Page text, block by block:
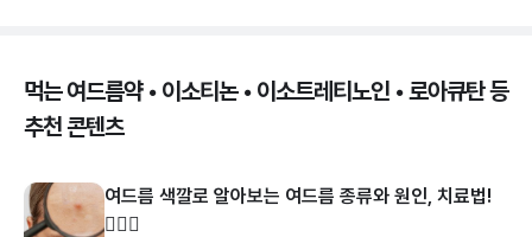
먹는 여드름약 • 이소티논 • 이소트레티노인 • 로아큐탄 등
추천 콘텐츠
여드름 색깔로 알아보는 여드름 종류와 원인, 치료법!
👩🏻‍⚕️